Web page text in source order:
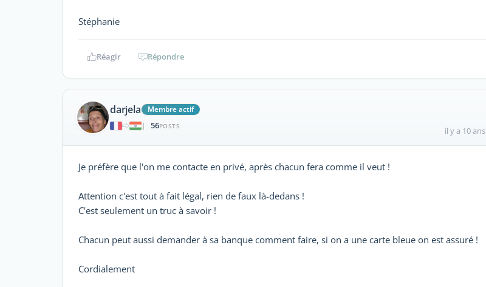
Stéphanie
Réagir Répondre
darjela
Membre actif
|
56POSTS il y a 10 ans
Je préfère que l'on me contacte en privé, après chacun fera comme il veut !
Attention c'est tout à fait légal, rien de faux là-dedans !
C'est seulement un truc à savoir !
Chacun peut aussi demander à sa banque comment faire, si on a une carte bleue on est assuré !
Cordialement